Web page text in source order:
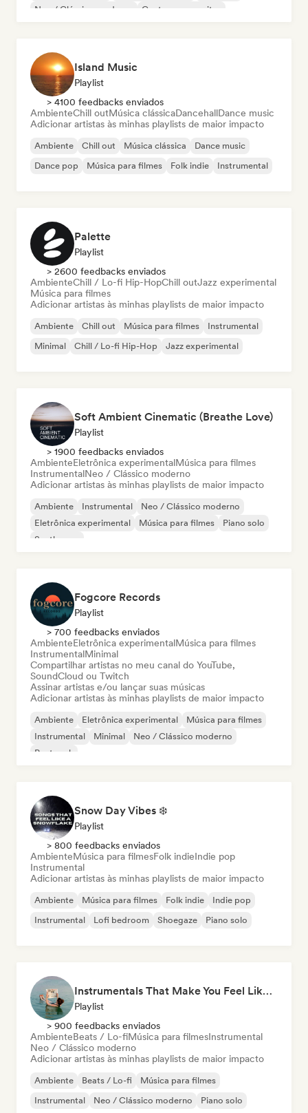
Neo / Clássico moderno
Cantor-compositor
Island Music
Playlist
> 4100 feedbacks enviados
AmbienteChill outMúsica clássicaDancehallDance music
Adicionar artistas às minhas playlists de maior impacto
Ambiente Chill out Música clássica
Dance music
Dance pop
Música para filmes Folk indie Instrumental
Palette
Playlist
> 2600 feedbacks enviados
AmbienteChill / Lo-fi Hip-HopChill outJazz experimental
Música para filmes
Adicionar artistas às minhas playlists de maior impacto
Ambiente Chill out Música para filmes
Instrumental
Minimal
Chill / Lo-fi Hip-Hop Jazz experimental
Soft Ambient Cinematic (Breathe Love)
Playlist
> 1900 feedbacks enviados
AmbienteEletrônica experimentalMúsica para filmes
InstrumentalNeo / Clássico moderno
Adicionar artistas às minhas playlists de maior impacto
Ambiente Instrumental
Neo / Clássico moderno
Eletrônica experimental
Música para filmes
Piano solo
Synthwave
Fogcore Records
Playlist
> 700 feedbacks enviados
AmbienteEletrônica experimentalMúsica para filmes
InstrumentalMinimal
Compartilhar artistas no meu canal do YouTube,
SoundCloud ou Twitch
Assinar artistas e/ou lançar suas músicas
Adicionar artistas às minhas playlists de maior impacto
Ambiente Eletrônica experimental
Música para filmes
Instrumental
Minimal
Neo / Clássico moderno
Post rock
Snow Day Vibes ❄️
Playlist
> 800 feedbacks enviados
AmbienteMúsica para filmesFolk indieIndie pop
Instrumental
Adicionar artistas às minhas playlists de maior impacto
Ambiente Música para filmes Folk indie
Indie pop
Instrumental
Lofi bedroom Shoegaze Piano solo
Instrumentals That Make You Feel Like Floating
Playlist
> 900 feedbacks enviados
AmbienteBeats / Lo-fiMúsica para filmesInstrumental
Neo / Clássico moderno
Adicionar artistas às minhas playlists de maior impacto
Ambiente Beats / Lo-fi
Música para filmes
Instrumental
Neo / Clássico moderno Piano solo